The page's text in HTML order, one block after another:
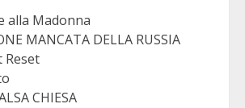
alla Madonna
MANCATA DELLA RUSSIA
Reset
CHIESA